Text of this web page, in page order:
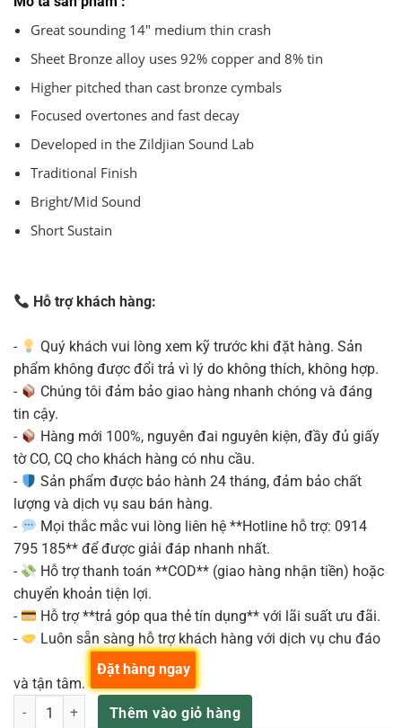
1.860.000₫.
1.730.000₫.
Great sounding 14″ medium thin crash
Sheet Bronze alloy uses 92% copper and 8% tin
Higher pitched than cast bronze cymbals
Focused overtones and fast decay
Developed in the Zildjian Sound Lab
Traditional Finish
Bright/Mid Sound
Short Sustain
Hỗ trợ khách hàng:
-
Quý khách vui lòng xem kỹ trước khi đặt hàng. Sản
phẩm không được đổi trả vì lý do không thích, không hợp.
-
Chúng tôi đảm bảo giao hàng nhanh chóng và đáng
tin cậy.
-
Hàng mới 100%, nguyên đai nguyên kiện, đầy đủ giấy
tờ CO, CQ cho khách hàng có nhu cầu.
-
Sản phẩm được bảo hành 24 tháng, đảm bảo chất
lượng và dịch vụ sau bán hàng.
-
Mọi thắc mắc vui lòng liên hệ **Hotline hỗ trợ: 0914
795 185** để được giải đáp nhanh nhất.
-
Hỗ trợ thanh toán **COD** (giao hàng nhận tiền) hoặc
chuyển khoản tiện lợi.
-
Hỗ trợ **trả góp qua thẻ tín dụng** với lãi suất ưu đãi.
-
Luôn sẵn sàng hỗ trợ khách hàng với dịch vụ chu đáo
và tận tâm.
ZILDJIAN ZBT14C LÁ 14" ZBT CRASH số lượng
Thêm vào giỏ hàng
Đặt hàng ngay